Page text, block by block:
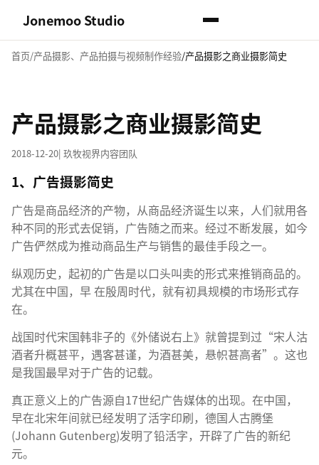
Jonemoo Studio
首页 产品摄影、产品拍摄与视频制作经验 产品摄影之商业摄影简史
产品摄影之商业摄影简史
2018-12-20| 玖牧视界内容团队
1、广告摄影简史
广告是商品经济的产物，从商品经济诞生以来，人们就用各
种不同的形式去促销，广告随之而来。经过不断发展，如今
广告俨然成为推动商品生产与销售的最佳手段之一。
纵观历史，起初的广告是以口头叫卖的形式来推销商品的。
尤其在中国，早 在殷周时代，就有初具规模的市场形式存
在。
战国时代宋国韩非子的《外储说右上》就曾提到过“宋人沽
酒者升概甚平，遇客甚谨，为酒甚美，悬帜甚高者”。这也
是我国最早对于广告的记载。
真正意义上的广告源自17世纪广告媒体的出现。在中国，
早在北宋年间就已经发明了活字印刷，德国人古腾堡
(Johann Gutenberg)发明了铅活字，开辟了广告的新纪
元。